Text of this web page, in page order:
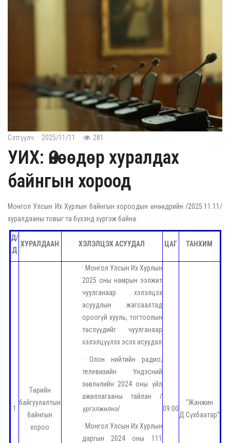
Сэтгүүлч 2025/11/11 281
УИХ: Өнөөдөр хуралдах
байнгын хороод
Монгол Улсын Их Хурлын байнгын хороодын өнөөдрийн /2025.11.11/
хуралдааны товыг та бүхэнд хүргэж байна.
Д/
Д
ХУРАЛДААН ХЭЛЭЛЦЭХ АСУУДАЛ ЦАГ ТАНХИМ
1
Төрийн
байгуулалтын
байнгын
хороо
· Монгол Улсын Их Хурлын
2025 оны намрын ээлжит
чуулганаар хэлэлцэх
асуудлын жагсаалтад
ороогүй хууль, тогтоолын
төслүүдийг чуулганаар
хэлэлцүүлэх эсэх асуудал
· Олон нийтийн радио,
телевизийн Үндэсний
зөвлөлийн 2024 оны үйл
ажиллагааны тайлан /
үргэлжилнэ/
· Монгол Улсын Их Хурлын
даргын 2024 оны 111
09.00
“Жанжин
Д.Сүхбаатар”